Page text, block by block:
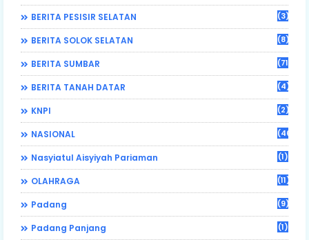
BERITA PESISIR SELATAN (3)
BERITA SOLOK SELATAN (8)
BERITA SUMBAR (71)
BERITA TANAH DATAR (4)
KNPI (2)
NASIONAL (46)
Nasyiatul Aisyiyah Pariaman (1)
OLAHRAGA (11)
Padang (9)
Padang Panjang (1)